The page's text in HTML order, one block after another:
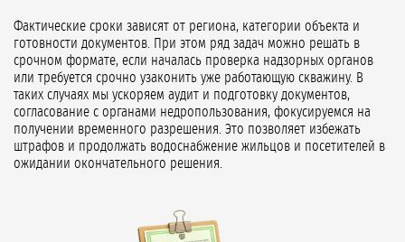
Фактические сроки зависят от региона, категории объекта и
готовности документов. При этом ряд задач можно решать в
срочном формате, если началась проверка надзорных органов
или требуется срочно узаконить уже работающую скважину. В
таких случаях мы ускоряем аудит и подготовку документов,
согласование с органами недропользования, фокусируемся на
получении временного разрешения. Это позволяет избежать
штрафов и продолжать водоснабжение жильцов и посетителей в
ожидании окончательного решения.